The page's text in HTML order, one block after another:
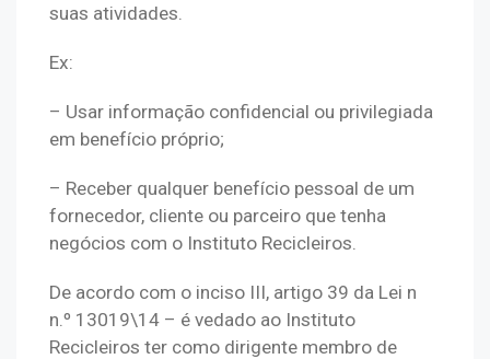
suas atividades.
Ex:
– Usar informação confidencial ou privilegiada
em benefício próprio;
– Receber qualquer benefício pessoal de um
fornecedor, cliente ou parceiro que tenha
negócios com o Instituto Recicleiros.
De acordo com o inciso III, artigo 39 da Lei n
n.º 13019\14 – é vedado ao Instituto
Recicleiros ter como dirigente membro de